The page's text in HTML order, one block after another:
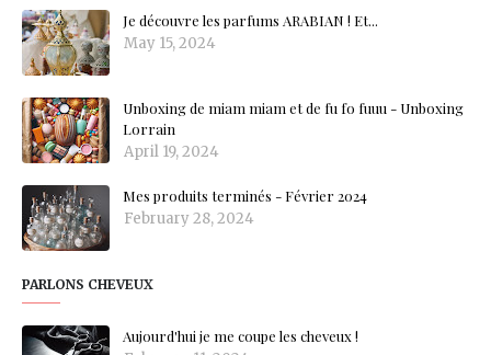
Je découvre les parfums ARABIAN ! Et...
May 15, 2024
Unboxing de miam miam et de fu fo fuuu - Unboxing
Lorrain
April 19, 2024
Mes produits terminés - Février 2024
February 28, 2024
PARLONS CHEVEUX
Aujourd'hui je me coupe les cheveux !